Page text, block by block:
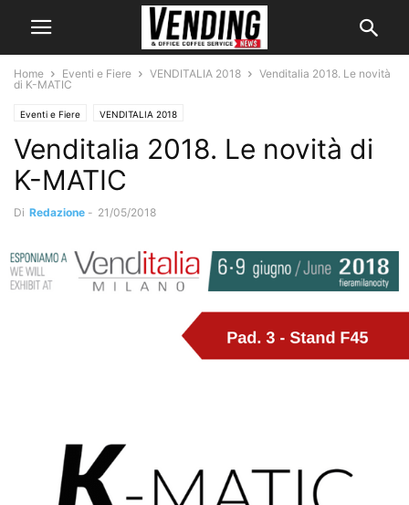
Home Eventi e Fiere VENDITALIA 2018
Venditalia 2018. Le novità
di K-MATIC
Eventi e Fiere VENDITALIA 2018
Venditalia 2018. Le novità di
K-MATIC
Di Redazione - 21/05/2018